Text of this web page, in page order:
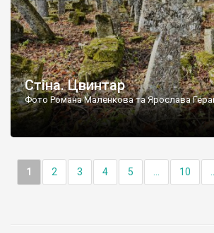
Стіна. Цвинтар
Фото Романа Маленкова та Ярослава
1 2 3 4 5 10